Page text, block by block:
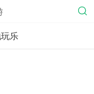
乐